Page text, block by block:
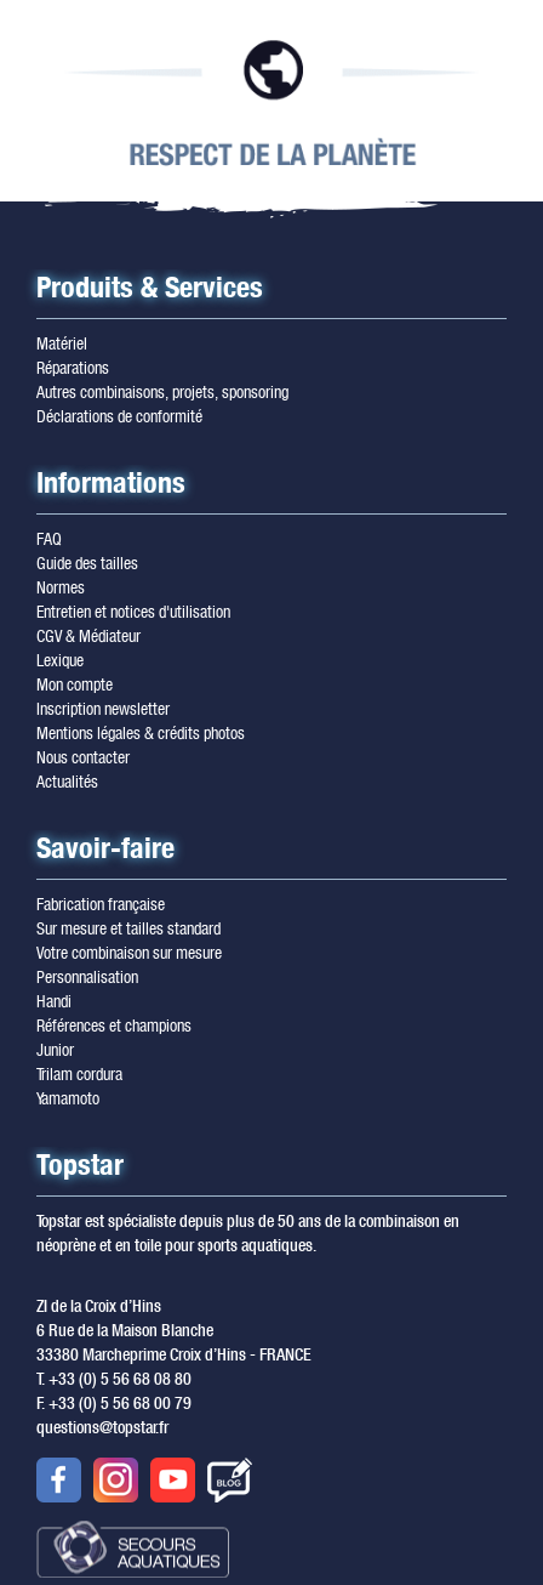
Produits & Services
Matériel
Réparations
Autres combinaisons, projets, sponsoring
Déclarations de conformité
Informations
FAQ
Guide des tailles
Normes
Entretien et notices d'utilisation
CGV & Médiateur
Lexique
Mon compte
Inscription newsletter
Mentions légales & crédits photos
Nous contacter
Actualités
Savoir-faire
Fabrication française
Sur mesure et tailles standard
Votre combinaison sur mesure
Personnalisation
Handi
Références et champions
Junior
Trilam cordura
Yamamoto
Topstar
Topstar est spécialiste depuis plus de 50 ans de la combinaison en
néoprène et en toile pour sports aquatiques.
ZI de la Croix d’Hins
6 Rue de la Maison Blanche
33380 Marcheprime Croix d’Hins - FRANCE
T. +33 (0) 5 56 68 08 80
F. +33 (0) 5 56 68 00 79
questions@topstar.fr